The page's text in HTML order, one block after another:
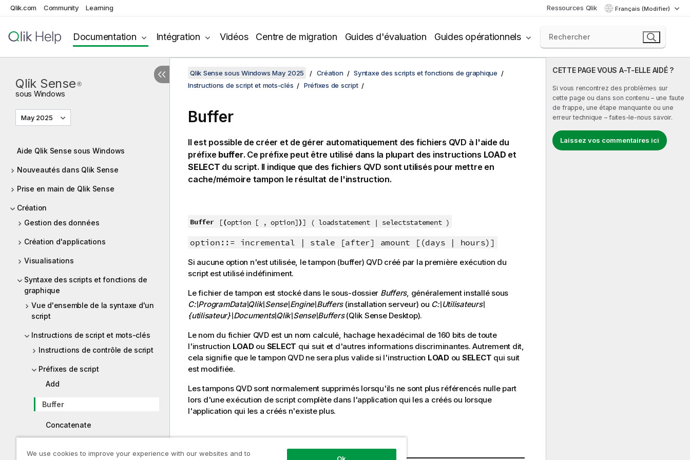
Qlik.com Community Learning Ressources Qlik Français (Modifier)
Documentation Intégration Vidéos Centre de migration Guides d'évaluation Guides opérationnels
Qlik Sense ®
sous Windows
May 2025
Aide Qlik Sense sous Windows
Nouveautés dans Qlik Sense
Prise en main de Qlik Sense
Création
Gestion des données
Création d'applications
Visualisations
Syntaxe des scripts et fonctions de
graphique
Vue d'ensemble de la syntaxe d'un
script
Instructions de script et mots-clés
Instructions de contrôle de script
Préfixes de script
Add
Buffer
Concatenate
CETTE PAGE VOUS A-T-ELLE AIDÉ ?
Si vous rencontrez des problèmes sur
cette page ou dans son contenu – une faute
de frappe, une étape manquante ou une
erreur technique – faites-le-nous savoir.
Laissez vos commentaires ici
Qlik Sense sous Windows May 2025 Création
Syntaxe des scripts et fonctions de graphique
Instructions de script et mots-clés
Préfixes de script
Buffer
Il est possible de créer et de gérer automatiquement des fichiers QVD à l'aide du
préfixe buffer. Ce préfixe peut être utilisé dans la plupart des instructions LOAD et
SELECT du script. Il indique que des fichiers QVD sont utilisés pour mettre en
cache/mémoire tampon le résultat de l'instruction.
Buffer [(option [ , option])] ( loadstatement | selectstatement )
option::= incremental | stale [after] amount [(days | hours)]
Si aucune option n'est utilisée, le tampon (buffer) QVDcréé par la première exécution du
script est utilisé indéfiniment.
Le fichier de tampon est stocké dans le sous-dossier Buffers, généralement installé sous
C:\ProgramData\Qlik\Sense\Engine\Buffers(installation serveur) ou C:\Utilisateurs\
{utilisateur}\Documents\Qlik\Sense\Buffers(Qlik Sense Desktop).
Le nom du fichier QVDest un nom calculé, hachage hexadécimal de 160 bits de toute
l'instruction LOADou SELECT qui suit et d'autres informations discriminantes. Autrement dit,
cela signifie que le tampon QVDne sera plus valide si l'instruction LOADou SELECT qui suit
est modifiée.
Les tampons QVDsont normalement supprimés lorsqu'ils ne sont plus référencés nulle part
lors d'une exécution de script complète dans l'application qui les a créés ou lorsque
l'application qui les a créés n'existe plus.
Arguments
We use cookies to improve your experience with our websites and to